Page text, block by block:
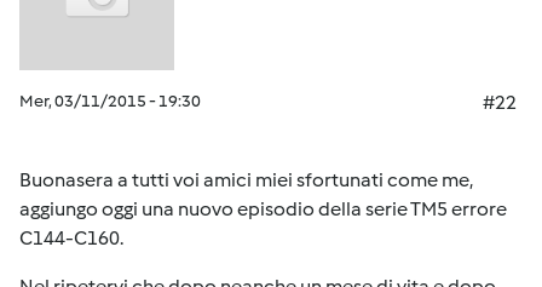
Mer, 03/11/2015 - 19:30 #22
Buonasera a tutti voi amici miei sfortunati come me,
aggiungo oggi una nuovo episodio della serie TM5 errore
C144-C160.